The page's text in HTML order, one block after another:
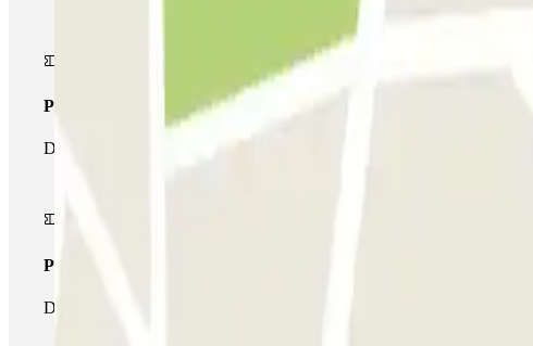
Pass multiparking
Durante il tuo soggiorno potrai usufruire dell'intera rete di parcheggi
Pass illlimitato
Durante il tuo soggiorno potrai entrare e uscire dal parcheggio tutte le